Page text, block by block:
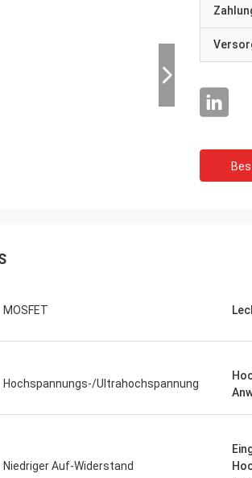
MOSFET
Hochspannungs-/Ultrahochspannung
Niedriger Auf-Widerstand